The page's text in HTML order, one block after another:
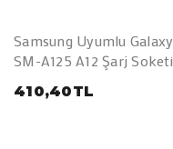
Samsung Uyumlu Galaxy
SM-A125 A12 Şarj Soketi
410,40TL